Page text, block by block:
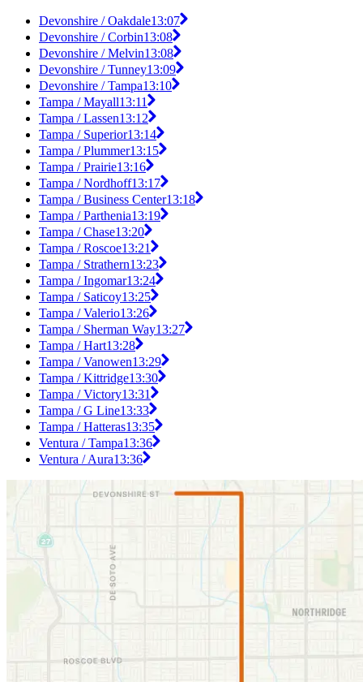
Devonshire / Oakdale13:07
Devonshire / Corbin13:08
Devonshire / Melvin13:08
Devonshire / Tunney13:09
Devonshire / Tampa13:10
Tampa / Mayall13:11
Tampa / Lassen13:12
Tampa / Superior13:14
Tampa / Plummer13:15
Tampa / Prairie13:16
Tampa / Nordhoff13:17
Tampa / Business Center13:18
Tampa / Parthenia13:19
Tampa / Chase13:20
Tampa / Roscoe13:21
Tampa / Strathern13:23
Tampa / Ingomar13:24
Tampa / Saticoy13:25
Tampa / Valerio13:26
Tampa / Sherman Way13:27
Tampa / Hart13:28
Tampa / Vanowen13:29
Tampa / Kittridge13:30
Tampa / Victory13:31
Tampa / G Line13:33
Tampa / Hatteras13:35
Ventura / Tampa13:36
Ventura / Aura13:36